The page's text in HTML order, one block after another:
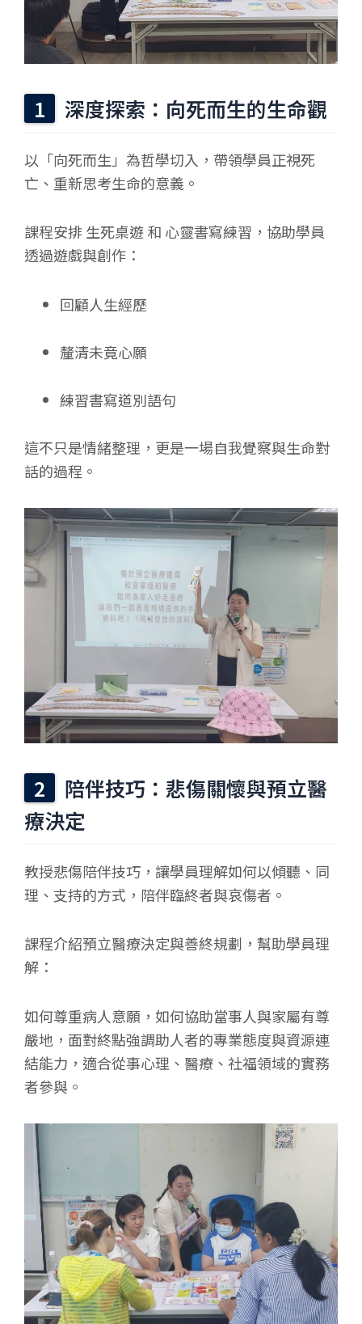
深度探索：向死而生的生命觀
以「向死而生」為哲學切入，帶領學員正視死
亡、重新思考生命的意義。
課程安排 生死桌遊 和 心靈書寫練習，協助學員
透過遊戲與創作：
回顧人生經歷
釐清未竟心願
練習書寫道別語句
這不只是情緒整理，更是一場自我覺察與生命對
話的過程。
陪伴技巧：悲傷關懷與預立醫
療決定
教授悲傷陪伴技巧，讓學員理解如何以傾聽、同
理、支持的方式，陪伴臨終者與哀傷者。
課程介紹預立醫療決定與善終規劃，幫助學員理
解：
如何尊重病人意願，如何協助當事人與家屬有尊
嚴地，面對終點強調助人者的專業態度與資源連
結能力，適合從事心理、醫療、社福領域的實務
者參與。